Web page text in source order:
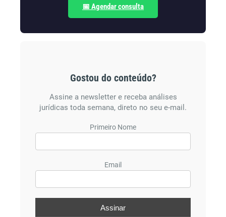
📅 Agendar consulta
Gostou do conteúdo?
Assine a newsletter e receba análises
jurídicas toda semana, direto no seu e-mail.
Primeiro Nome
Email